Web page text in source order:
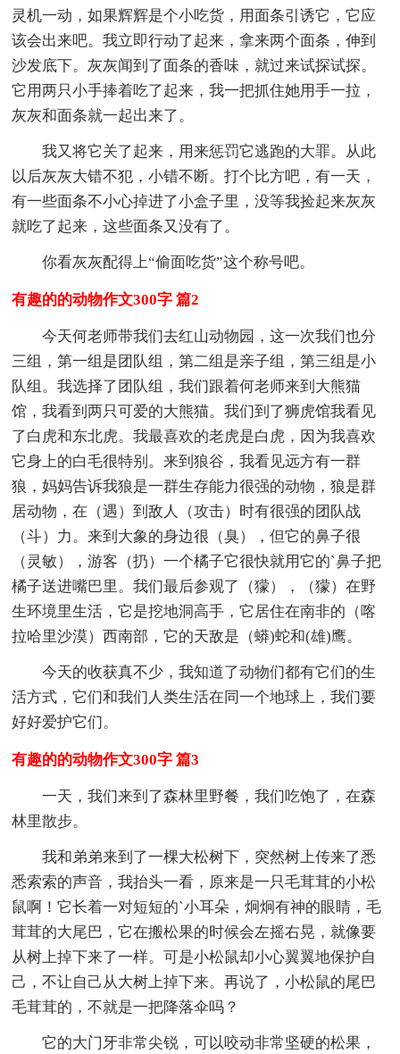
灵机一动，如果辉辉是个小吃货，用面条引诱它，它应
该会出来吧。我立即行动了起来，拿来两个面条，伸到
沙发底下。灰灰闻到了面条的香味，就过来试探试探。
它用两只小手捧着吃了起来，我一把抓住她用手一拉，
灰灰和面条就一起出来了。
我又将它关了起来，用来惩罚它逃跑的大罪。从此
以后灰灰大错不犯，小错不断。打个比方吧，有一天，
有一些面条不小心掉进了小盒子里，没等我捡起来灰灰
就吃了起来，这些面条又没有了。
你看灰灰配得上“偷面吃货”这个称号吧。
有趣的的动物作文300字 篇2
今天何老师带我们去红山动物园，这一次我们也分
三组，第一组是团队组，第二组是亲子组，第三组是小
队组。我选择了团队组，我们跟着何老师来到大熊猫
馆，我看到两只可爱的大熊猫。我们到了狮虎馆我看见
了白虎和东北虎。我最喜欢的老虎是白虎，因为我喜欢
它身上的白毛很特别。来到狼谷，我看见远方有一群
狼，妈妈告诉我狼是一群生存能力很强的动物，狼是群
居动物，在（遇）到敌人（攻击）时有很强的团队战
（斗）力。来到大象的身边很（臭），但它的鼻子很
（灵敏），游客（扔）一个橘子它很快就用它的`鼻子把
橘子送进嘴巴里。我们最后参观了（獴），（獴）在野
生环境里生活，它是挖地洞高手，它居住在南非的（喀
拉哈里沙漠）西南部，它的天敌是（蟒)蛇和(雄)鹰。
今天的收获真不少，我知道了动物们都有它们的生
活方式，它们和我们人类生活在同一个地球上，我们要
好好爱护它们。
有趣的的动物作文300字 篇3
一天，我们来到了森林里野餐，我们吃饱了，在森
林里散步。
我和弟弟来到了一棵大松树下，突然树上传来了悉
悉索索的声音，我抬头一看，原来是一只毛茸茸的小松
鼠啊！它长着一对短短的`小耳朵，炯炯有神的眼睛，毛
茸茸的大尾巴，它在搬松果的时候会左摇右晃，就像要
从树上掉下来了一样。可是小松鼠却小心翼翼地保护自
己，不让自己从大树上掉下来。再说了，小松鼠的尾巴
毛茸茸的，不就是一把降落伞吗？
它的大门牙非常尖锐，可以咬动非常坚硬的松果，